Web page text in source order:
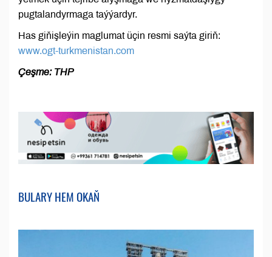
pugtalandyrmaga taýýardyr.
Has giňişleýin maglumat üçin resmi saýta giriň:
www.ogt-turkmenistan.com
Çeşme: THP
BULARY HEM OKAŇ